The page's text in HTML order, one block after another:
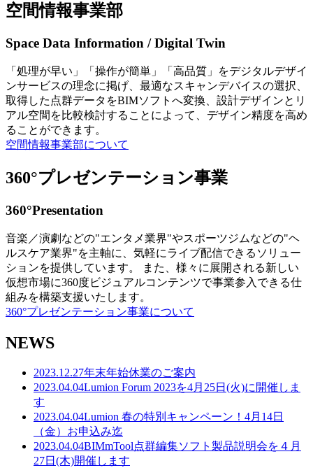
空間情報事業部
Space Data Information / Digital Twin
「処理が早い」「操作が簡単」「高品質」をデジタルデザイ
ンサービスの理念に掲げ、最適なスキャンデバイスの選択、
取得した点群データをBIMソフトへ変換、設計デザインとリ
アル空間を比較検討することによって、デザイン精度を高め
ることができます。
空間情報事業部について
360°プレゼンテーション事業
360°Presentation
音楽／演劇などの"エンタメ業界"やスポーツジムなどの"ヘ
ルスケア業界"を主軸に、気軽にライブ配信できるソリュー
ションを提供しています。 また、様々に展開される新しい
仮想市場に360度ビジュアルコンテンツで事業参入できる仕
組みを構築支援いたします。
360°プレゼンテーション事業について
NEWS
2023.12.27年末年始休業のご案内
2023.04.04Lumion Forum 2023を4月25日(火)に開催しま
す
2023.04.04Lumion 春の特別キャンペーン！4月14日
（金）お申込み迄
2023.04.04BIMmTool点群編集ソフト製品説明会を４月
27日(木)開催します